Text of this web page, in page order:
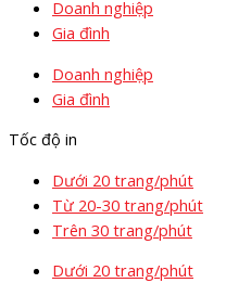
Doanh nghiệp
Gia đình
Doanh nghiệp
Gia đình
Tốc độ in
Dưới 20 trang/phút
Từ 20-30 trang/phút
Trên 30 trang/phút
Dưới 20 trang/phút